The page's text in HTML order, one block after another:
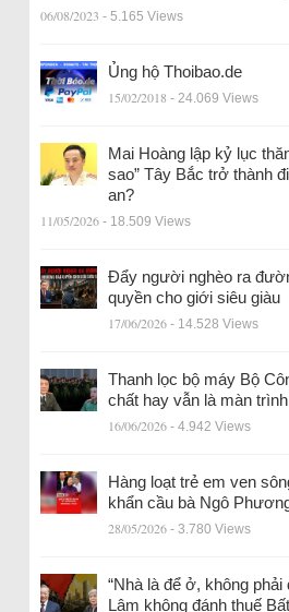
06/08/2023 - 5.165 Views
Ủng hộ Thoibao.de
15/02/2018 - 24.069 Views
Mai Hoàng lập kỷ lục
sao” Tây Bắc trở thành
an?
11/05/2026 - 18.509 Views
Đẩy người nghèo ra
quyền cho giới siêu giàu
17/06/2026 - 14.528 Views
Thanh lọc bộ máy Bộ
chất hay vẫn là màn
16/06/2026 - 4.942 Views
Hàng loạt trẻ em ven
khẩn cầu bà Ngô
28/05/2026 - 3.780 Views
“Nhà là để ở, không
Lâm không đánh thuế